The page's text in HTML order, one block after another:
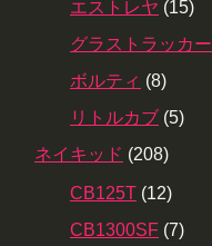
エストレヤ (15)
グラストラッカー
ボルティ (8)
リトルカブ (5)
ネイキッド (208)
CB125T (12)
CB1300SF (7)